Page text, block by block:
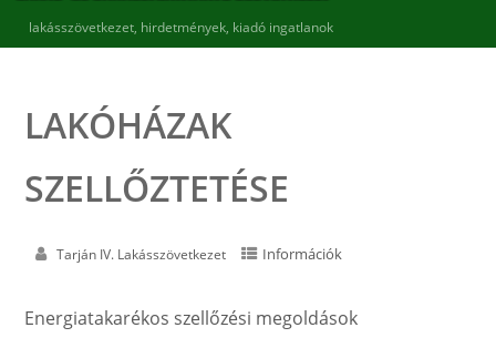
lakásszövetkezet, hirdetmények, kiadó ingatlanok
LAKÓHÁZAK
SZELLŐZTETÉSE
Tarján IV. Lakásszövetkezet Információk
Energiatakarékos szellőzési megoldások